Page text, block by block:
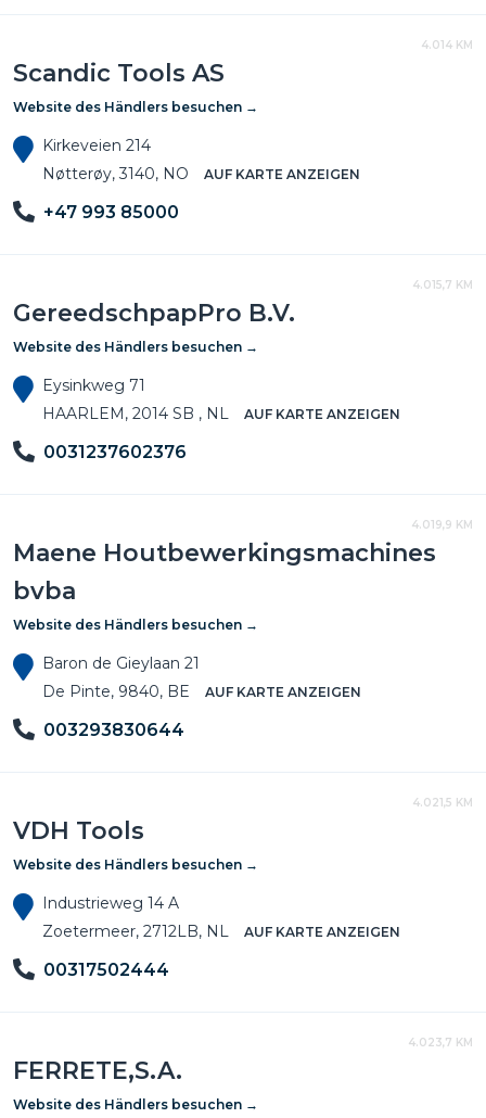
4.014 KM
Scandic Tools AS
Website des Händlers besuchen →
Kirkeveien 214
Nøtterøy, 3140, NO
AUF KARTE ANZEIGEN
+47 993 85000
4.015,7 KM
GereedschpapPro B.V.
Website des Händlers besuchen →
Eysinkweg 71
HAARLEM, 2014 SB , NL
AUF KARTE ANZEIGEN
0031237602376
4.019,9 KM
Maene Houtbewerkingsmachines
bvba
Website des Händlers besuchen →
Baron de Gieylaan 21
De Pinte, 9840, BE
AUF KARTE ANZEIGEN
003293830644
4.021,5 KM
VDH Tools
Website des Händlers besuchen →
Industrieweg 14 A
Zoetermeer, 2712LB, NL
AUF KARTE ANZEIGEN
00317502444
4.023,7 KM
FERRETE,S.A.
Website des Händlers besuchen →